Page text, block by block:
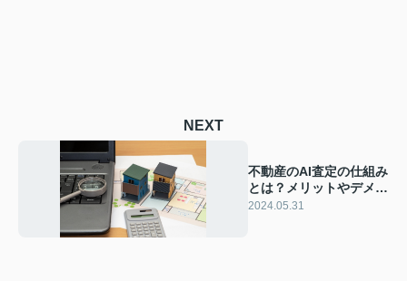
NEXT
不動産のAI査定の仕組み
とは？メリットやデメリ
ットをご紹介
2024.05.31